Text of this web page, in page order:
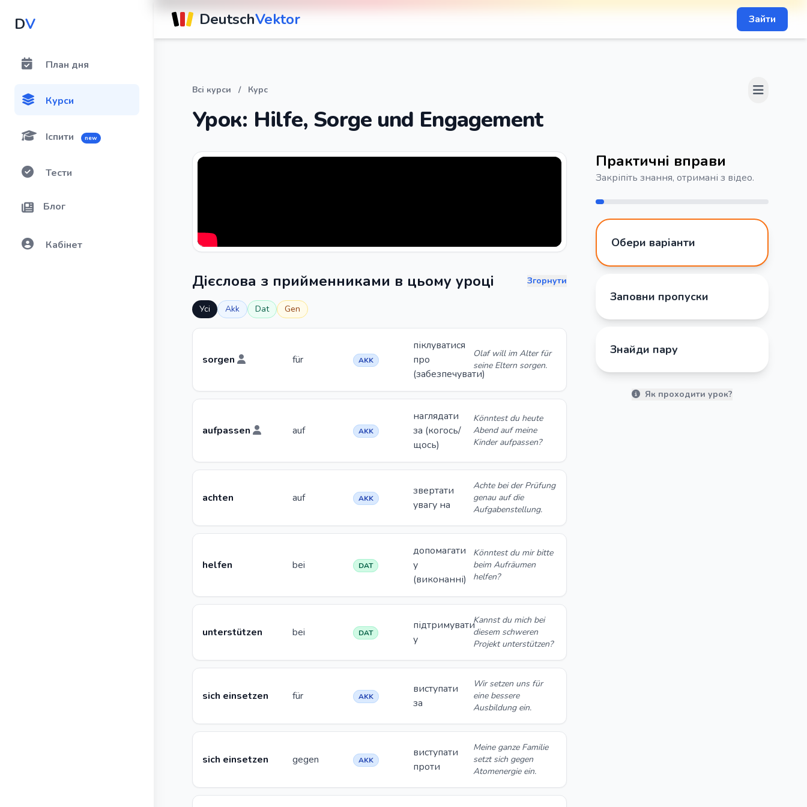
DV
План дня
Курси
Іспити new
Тести
Блог
Кабінет
DeutschVektor Зайти
Всі курси / Курс
Урок: Hilfe, Sorge und Engagement
Дієслова з прийменниками в цьому уроці Згорнути
Усі Akk Dat Gen
sorgen für AKK
піклуватися
про
(забезпечувати)
Olaf will im Alter für
seine Eltern sorgen.
aufpassen auf AKK
наглядати
за (когось/
щось)
Könntest du heute
Abend auf meine
Kinder aufpassen?
achten auf AKK
звертати
увагу на
Achte bei der Prüfung
genau auf die
Aufgabenstellung.
helfen bei DAT
допомагати
у
(виконанні)
Könntest du mir bitte
beim Aufräumen
helfen?
unterstützen bei DAT
підтримувати
у
Kannst du mich bei
diesem schweren
Projekt unterstützen?
sich einsetzen für AKK
виступати
за
Wir setzen uns für
eine bessere
Ausbildung ein.
sich einsetzen gegen AKK
виступати
проти
Meine ganze Familie
setzt sich gegen
Atomenergie ein.
Практичні вправи
Закріпіть знання, отримані з відео.
Обери варіанти
Заповни пропуски
Знайди пару
Як проходити урок?